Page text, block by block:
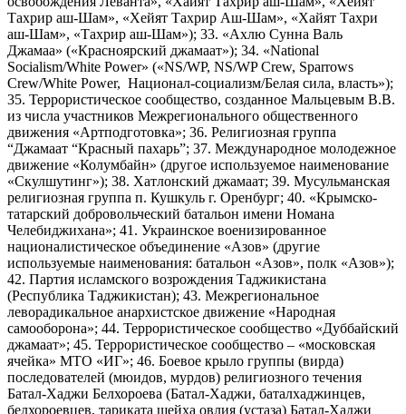
Тахрир аш-Шам», «Хейят Тахрир Аш-Шам», «Хайят Тахри
аш-Шам», «Тахрир аш-Шам»); 33. «Ахлю Сунна Валь
Джамаа» («Красноярский джамаат»); 34. «National
Socialism/White Power» («NS/WP, NS/WP Crew, Sparrows
Crew/White Power, Национал-социализм/Белая сила, власть»);
35. Террористическое сообщество, созданное Мальцевым В.В.
из числа участников Межрегионального общественного
движения «Артподготовка»; 36. Религиозная группа
“Джамаат “Красный пахарь”; 37. Международное молодежное
движение «Колумбайн» (другое используемое наименование
«Скулшутинг»); 38. Хатлонский джамаат; 39. Мусульманская
религиозная группа п. Кушкуль г. Оренбург; 40. «Крымско-
татарский добровольческий батальон имени Номана
Челебиджихана»; 41. Украинское военизированное
националистическое объединение «Азов» (другие
используемые наименования: батальон «Азов», полк «Азов»);
42. Партия исламского возрождения Таджикистана
(Республика Таджикистан); 43. Межрегиональное
леворадикальное анархистское движение «Народная
самооборона»; 44. Террористическое сообщество «Дуббайский
джамаат»; 45. Террористическое сообщество – «московская
ячейка» МТО «ИГ»; 46. Боевое крыло группы (вирда)
последователей (мюидов, мурдов) религиозного течения
Батал-Хаджи Белхороева (Батал-Хаджи, баталхаджинцев,
белхороевцев, тариката шейха овлия (устаза) Батал-Хаджи